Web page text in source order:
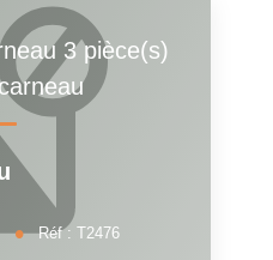
3 pièce(s)
Réf : T2476